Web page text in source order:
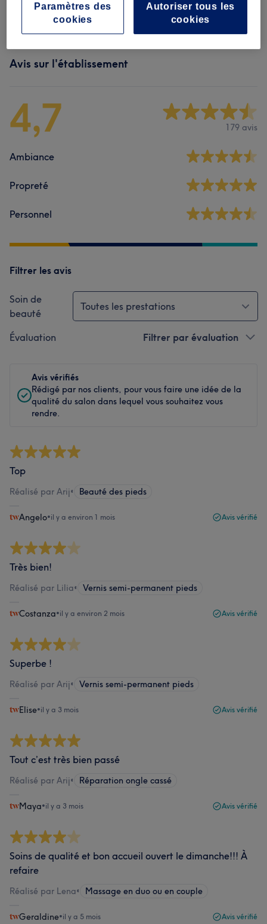
5) à partir de 7 €
Avis sur l'établissement
4,7 179 avis
Ambiance
Propreté
Personnel
Filtrer les avis
Soin de
beauté
Toutes les prestations
Évaluation Filtrer par évaluation
Avis vérifiés
Rédigé par nos clients, pour vous faire une idée de la
qualité du salon dans lequel vous souhaitez vous
rendre.
Top
Réalisé par Arij• Beauté des pieds
Angelo•il y a environ 1 mois Avis vérifié
Très bien!
Réalisé par Lilia• Vernis semi-permanent pieds
Costanza•il y a environ 2 mois Avis vérifié
Superbe !
Réalisé par Arij• Vernis semi-permanent pieds
Elise•il y a 3 mois Avis vérifié
Tout c’est très bien passé
Réalisé par Arij• Réparation ongle cassé
Maya•il y a 3 mois Avis vérifié
Soins de qualité et bon accueil ouvert le dimanche!!! À
refaire
Réalisé par Lena• Massage en duo ou en couple
Geraldine•il y a 5 mois Avis vérifié
Autoriser tous les
cookies
Paramètres des
cookies